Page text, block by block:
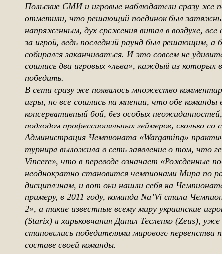
Польские СМИ и игровые наблюдатели сразу же
отметили, что решающий поединок был
напряженным, дух сражения витал в воздухе, все
за игрой, ведь последний раунд был решающим, а
собирался заканчиваться. И это совсем не
сошлись два игровых «льва», каждый из которых
победить.
В сети сразу же появилось множество
игры, но все сошлись на мнении, что обе команды
консервативный бой, без особых
подходом профессиональных геймеров, сколько со
Администрация Чемпионата «Wargaming»
турнира выложила в сеть заявление о том, что
Vincere», что в переводе означает «Рожденные
неоднократно становится чемпионами Мира по
дисциплинам, и вот они нашли себя на
примеру, в 2011 году, команда Na’Vi стала
2», а такие известные всему миру украинские
(Starix) и харьковчанин Данил Тесленко (Zeus),
становились победителями мирового первенства
составе своей команды.